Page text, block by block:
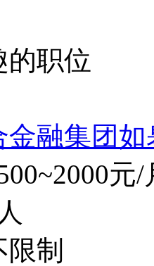
的职位
融集团
元/
制